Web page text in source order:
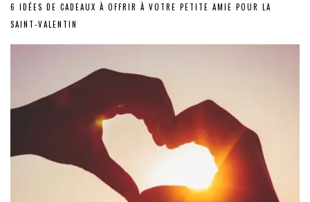
6 IDÉES DE CADEAUX À OFFRIR À VOTRE PETITE AMIE POUR LA
SAINT-VALENTIN